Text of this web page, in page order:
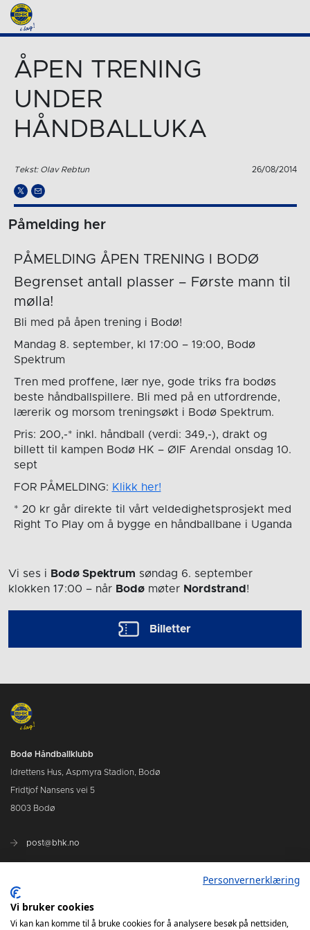
ÅPEN TRENING
UNDER
HÅNDBALLUKA
Tekst: Olav Rebtun 26/08/2014
Påmelding her
PÅMELDING ÅPEN TRENING I BODØ
Begrenset antall plasser – Første mann til
mølla!
Bli med på åpen trening i Bodø!
Mandag 8. september, kl 17:00 – 19:00, Bodø
Spektrum
Tren med proffene, lær nye, gode triks fra bodøs
beste håndballspillere. Bli med på en utfordrende,
lærerik og morsom treningsøkt i Bodø Spektrum.
Pris: 200,-* inkl. håndball (verdi: 349,-), drakt og
billett til kampen Bodø HK – ØIF Arendal onsdag 10.
sept
FOR PÅMELDING: Klikk her!
* 20 kr går direkte til vårt veldedighetsprosjekt med
Right To Play om å bygge en håndballbane i Uganda
Vi ses i Bodø Spektrum søndag 6. september
klokken 17:00 – når Bodø møter Nordstrand !
Billetter
Bodø Håndballklubb
Idrettens Hus, Aspmyra Stadion, Bodø
Fridtjof Nansens vei 5
8003 Bodø
post@bhk.no
BHK`S Solidaritetsfond
Personvernerklæring
Vi bruker cookies
Vi kan kan komme til å bruke cookies for å analysere besøk på nettsiden,